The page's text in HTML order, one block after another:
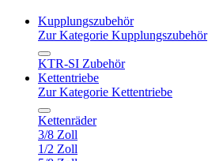
Kupplungszubehör
Zur Kategorie Kupplungszubehör
KTR-SI Zubehör
Kettentriebe
Zur Kategorie Kettentriebe
Kettenräder
3/8 Zoll
1/2 Zoll